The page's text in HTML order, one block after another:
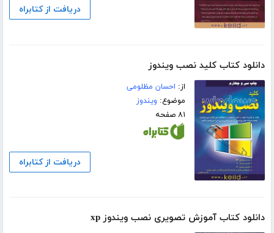
دریافت از کتابراه
دانلود کتاب کلید نصب ویندوز
از: احسان مظلومی
موضوع: ویندوز
۸۱ صفحه
دریافت از کتابراه
دانلود کتاب آموزش تصویری نصب ویندوز xp